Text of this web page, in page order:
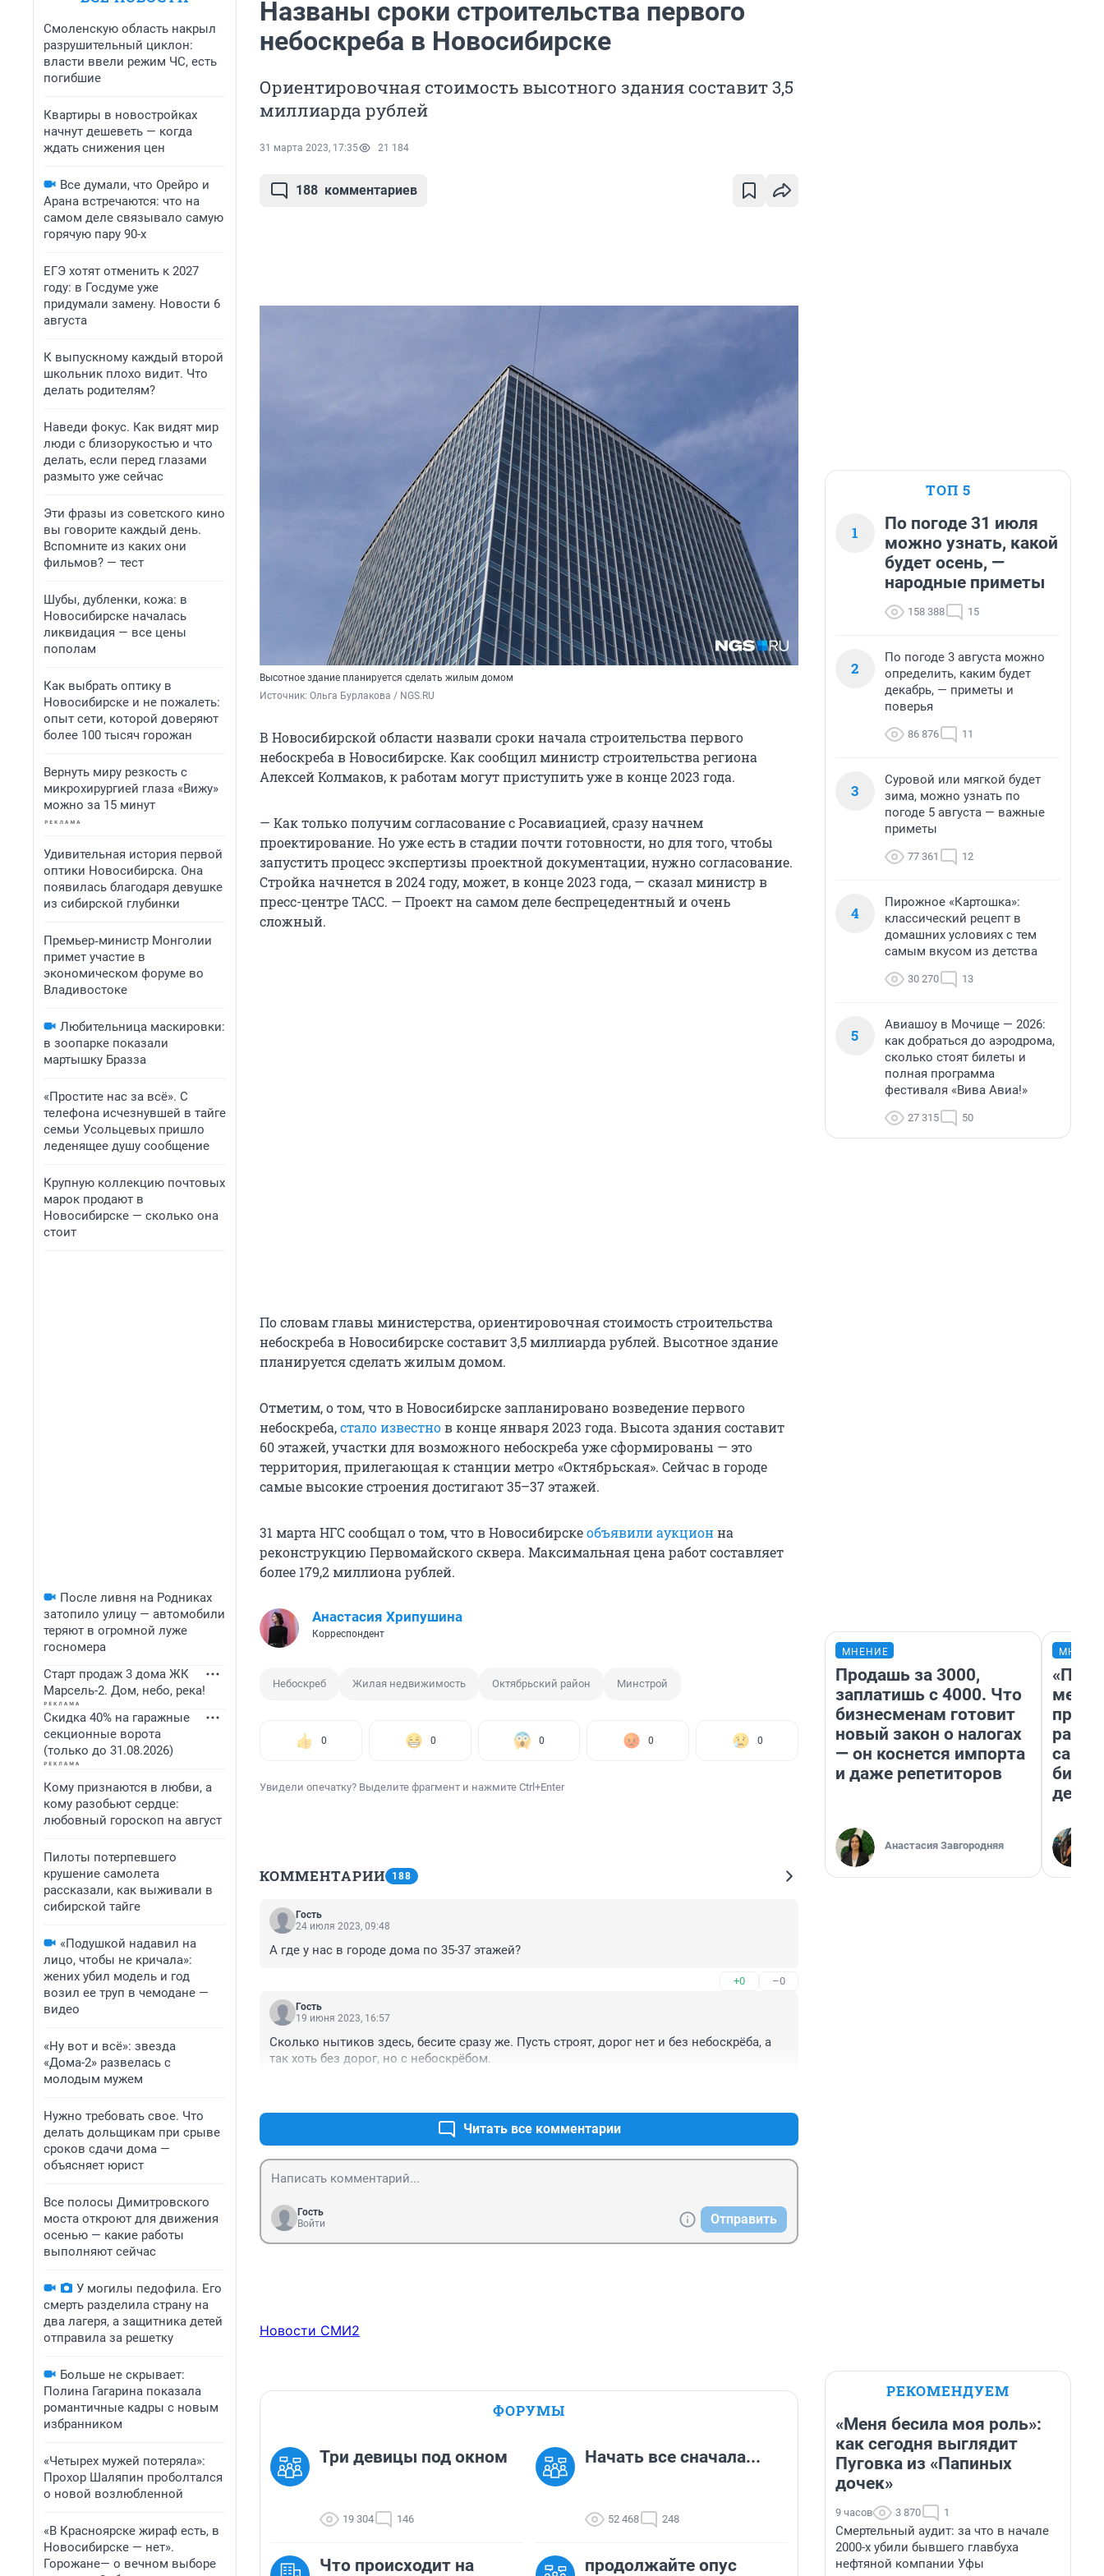
Смоленскую область накрыл
разрушительный циклон:
власти ввели режим ЧС, есть
погибшие
Квартиры в новостройках
начнут дешеветь — когда
ждать снижения цен
Все думали, что Орейро и
Арана встречаются: что на
самом деле связывало самую
горячую пару 90-х
ЕГЭ хотят отменить к 2027
году: в Госдуме уже
придумали замену. Новости 6
августа
К выпускному каждый второй
школьник плохо видит. Что
делать родителям?
Наведи фокус. Как видят мир
люди с близорукостью и что
делать, если перед глазами
размыто уже сейчас
Эти фразы из советского кино
вы говорите каждый день.
Вспомните из каких они
фильмов? — тест
Шубы, дубленки, кожа: в
Новосибирске началась
ликвидация — все цены
пополам
Как выбрать оптику в
Новосибирске и не пожалеть:
опыт сети, которой доверяют
более 100 тысяч горожан
Вернуть миру резкость с
микрохирургией глаза «Вижу»
можно за 15 минут
Удивительная история первой
оптики Новосибирска. Она
появилась благодаря девушке
из сибирской глубинки
Премьер‑министр Монголии
примет участие в
экономическом форуме во
Владивостоке
Любительница маскировки:
в зоопарке показали
мартышку Бразза
«Простите нас за всё». С
телефона исчезнувшей в тайге
семьи Усольцевых пришло
леденящее душу сообщение
Крупную коллекцию почтовых
марок продают в
Новосибирске — сколько она
стоит
После ливня на Родниках
затопило улицу — автомобили
теряют в огромной луже
госномера
Старт продаж 3 дома ЖК
Марсель-2. Дом, небо, река!
Скидка 40% на гаражные
секционные ворота
(только до 31.08.2026)
Кому признаются в любви, а
кому разобьют сердце:
любовный гороскоп на август
Пилоты потерпевшего
крушение самолета
рассказали, как выживали в
сибирской тайге
«Подушкой надавил на
лицо, чтобы не кричала»:
жених убил модель и год
возил ее труп в чемодане —
видео
«Ну вот и всё»: звезда
«Дома-2» развелась с
молодым мужем
Нужно требовать свое. Что
делать дольщикам при срыве
сроков сдачи дома —
объясняет юрист
Все полосы Димитровского
моста откроют для движения
осенью — какие работы
выполняют сейчас
У могилы педофила. Его
смерть разделила страну на
два лагеря, а защитника детей
отправила за решетку
Больше не скрывает:
Полина Гагарина показала
романтичные кадры с новым
избранником
«Четырех мужей потеряла»:
Прохор Шаляпин проболтался
о новой возлюбленной
«В Красноярске жираф есть, в
Новосибирске — нет».
Горожане— о вечном выборе
Названы сроки строительства первого
небоскреба в Новосибирске
Ориентировочная стоимость высотного здания составит 3,5
миллиарда рублей
31 марта 2023, 17:35 21 184
188 комментариев
Высотное здание планируется сделать жилым домом
Источник: Ольга Бурлакова / NGS.RU
В Новосибирской области назвали сроки начала строительства первого
небоскреба в Новосибирске. Как сообщил министр строительства региона
Алексей Колмаков, к работам могут приступить уже в конце 2023 года.
— Как только получим согласование с Росавиацией, сразу начнем
проектирование. Но уже есть в стадии почти готовности, но для того, чтобы
запустить процесс экспертизы проектной документации, нужно согласование.
Стройка начнется в 2024 году, может, в конце 2023 года, — сказал министр в
пресс-центре ТАСС. — Проект на самом деле беспрецедентный и очень
сложный.
По словам главы министерства, ориентировочная стоимость строительства
небоскреба в Новосибирске составит 3,5 миллиарда рублей. Высотное здание
планируется сделать жилым домом.
Отметим, о том, что в Новосибирске запланировано возведение первого
небоскреба,стало известнов конце января 2023 года. Высота здания составит
60 этажей, участки для возможного небоскреба уже сформированы — это
территория, прилегающая к станции метро «Октябрьская». Сейчас в городе
самые высокие строения достигают 35–37 этажей.
31 марта НГС сообщал о том, что в Новосибирскеобъявили аукционна
реконструкцию Первомайского сквера. Максимальная цена работ составляет
более 179,2 миллиона рублей.
Анастасия Хрипушина
Корреспондент
Небоскреб Жилая недвижимость Октябрьский район Минстрой
0 0 0 0 0
Увидели опечатку? Выделите фрагмент и нажмите Ctrl+Enter
КОММЕНТАРИИ 188
Гость
24 июля 2023, 09:48
А где у нас в городе дома по 35-37 этажей?
+0 –0
Гость
19 июня 2023, 16:57
Сколько нытиков здесь, бесите сразу же. Пусть строят, дорог нет и без небоскрёба, а
так хоть без дорог, но с небоскрёбом.
Читать все комментарии
Гость
Войти
Отправить
Новости СМИ2
ФОРУМЫ
Три девицы под окном
19 304 146
Начать все сначала...
52 468 248
Что происходит на
продолжайте опус
ТОП 5
1
По погоде 31 июля
можно узнать, какой
будет осень, —
народные приметы
158 388 15
2
По погоде 3 августа можно
определить, каким будет
декабрь, — приметы и
поверья
86 876 11
3
Суровой или мягкой будет
зима, можно узнать по
погоде 5 августа — важные
приметы
77 361 12
4
Пирожное «Картошка»:
классический рецепт в
домашних условиях с тем
самым вкусом из детства
30 270 13
5
Авиашоу в Мочище — 2026:
как добраться до аэродрома,
сколько стоят билеты и
полная программа
фестиваля «Вива Авиа!»
27 315 50
МНЕНИЕ
Продашь за 3000,
заплатишь с 4000. Что
бизнесменам готовит
новый закон о налогах
— он коснется импорта
и даже репетиторов
Анастасия Завгородняя
РЕКОМЕНДУЕМ
«Меня бесила моя роль»:
как сегодня выглядит
Пуговка из «Папиных
дочек»
9 часов 3 870 1
Смертельный аудит: за что в начале
2000-х убили бывшего главбуха
нефтяной компании Уфы